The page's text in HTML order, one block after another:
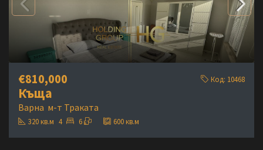
€810,000 Код: 10468
Къща
Варна м-т Траката
320 кв.м 4 6 600 кв.м